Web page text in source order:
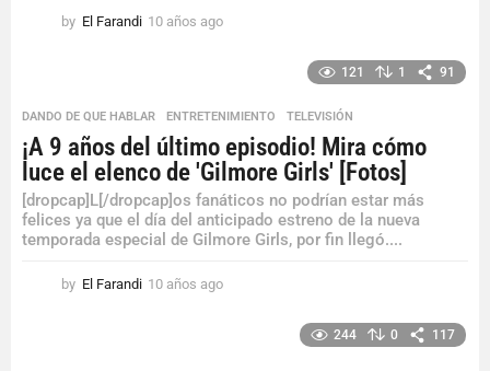
by El Farandi 10 años ago
s
a
g
121 1 91
DANDO DE QUE HABLAR ,ENTRETENIMIENTO ,TELEVISIÓN
¡A 9 años del último episodio! Mira cómo
luce el elenco de 'Gilmore Girls' [Fotos]
[dropcap]L[/dropcap]os fanáticos no podrían estar más
felices ya que el día del anticipado estreno de la nueva
temporada especial de Gilmore Girls, por fin llegó....
by El Farandi 10 años ago
244 0 117